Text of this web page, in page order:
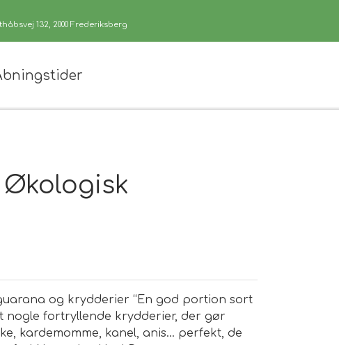
132, 2000 Frederiksberg
Økologisk
og krydderier “En god portion sort
fortryllende krydderier, der gør
kardemomme, kanel, anis... perfekt, de